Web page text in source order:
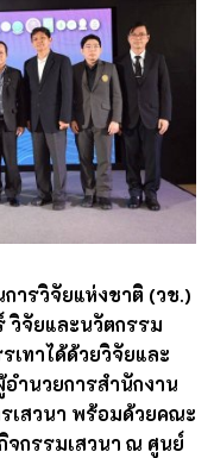
ารวิจัยแห่งชาติ (วช.)
วิจัยและนวัตกรรม
เทาได้ด้วยวิจัยและ
ำนวยการสำนักงาน
เสวนา พร้อมด้วยคณะ
จกรรมเสวนา ณ ศูนย์